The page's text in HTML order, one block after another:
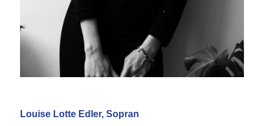
Louise Lotte Edler, Sopran